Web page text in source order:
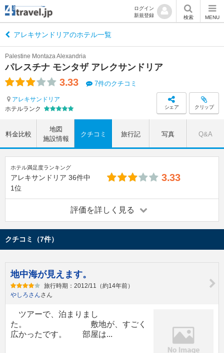
ログイン
新規登録
検索 MENU
アレキサンドリアのホテル一覧
パレスチナ モンタザ アレクサンドリア
Palestine Montaza Alexandria
3.33 7件のクチコミ
アレキサンドリア
ホテルランク
シェア クリップ
料金比較
地図
施設情報
クチコミ 旅行記 写真 Q&A
ホテル満足度ランキング
アレキサンドリア 36件中
1位
3.33
評価を詳しく見る
クチコミ（7件）
地中海が見えます。
旅行時期：2012/11（約14年前）
やしろさんさん
ツアーで、泊まりまし
た。 敷地が、すごく
広かったです。 部屋は...